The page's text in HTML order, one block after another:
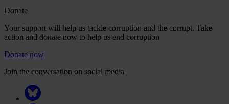
Donate
Your support will help us tackle corruption and the corrupt. Take
action and donate now to help us end corruption
Donate now
Join the conversation on social media